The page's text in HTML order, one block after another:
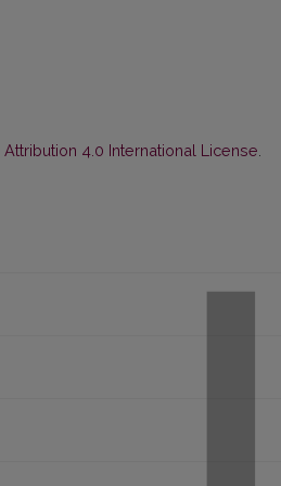
4.0 International License